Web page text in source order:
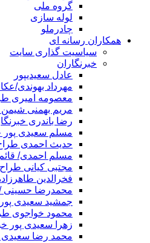
گروه ملی
لوله سازی
چادرملو
همکاران رسانه ای
سیاسیت گذاری سایت
خبرنگاران
عادل سعیدیپور
مهرداد بهوندی/
معصومه امیری
مریم بهمنی شیمن /
رضا باندری
مسلم سعیدی پور
حدیث احمدی
مسلم احمدی/
مجتبی کیانی طراح
فخرالدین
محمدرضا حسینی
جمشید سعیدی پور
محمود خواجوی
زهرا سعیدی پور
محمد رضا سعیدی